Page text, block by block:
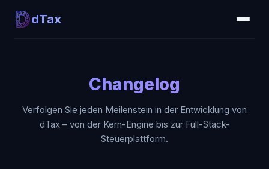
dTax
Changelog
Verfolgen Sie jeden Meilenstein in der Entwicklung von
dTax – von der Kern-Engine bis zur Full-Stack-
Steuerplattform.